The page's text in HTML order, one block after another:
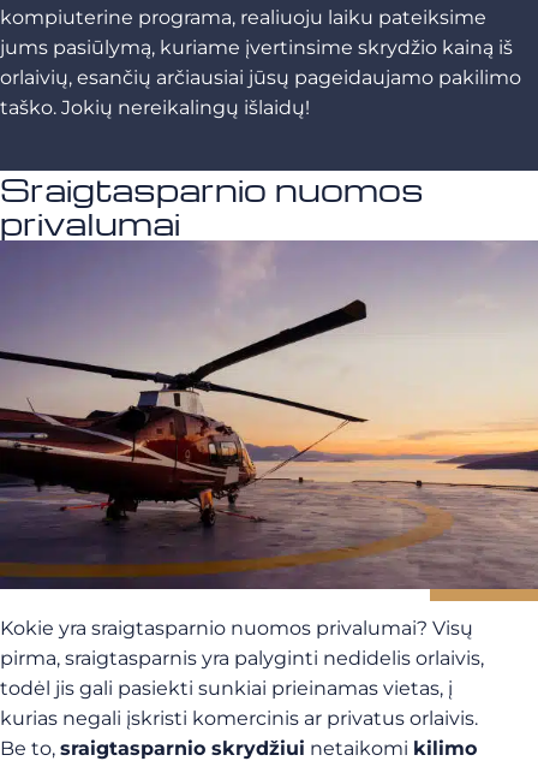
kompiuterine programa, realiuoju laiku pateiksime
jums pasiūlymą, kuriame įvertinsime skrydžio kainą iš
orlaivių, esančių arčiausiai jūsų pageidaujamo pakilimo
taško. Jokių nereikalingų išlaidų!
Sraigtasparnio nuomos
privalumai
Kokie yra sraigtasparnio nuomos privalumai? Visų
pirma, sraigtasparnis yra palyginti nedidelis orlaivis,
todėl jis gali pasiekti sunkiai prieinamas vietas, į
kurias negali įskristi komercinis ar privatus orlaivis.
Be to, sraigtasparnio skrydžiui netaikomi kilimo